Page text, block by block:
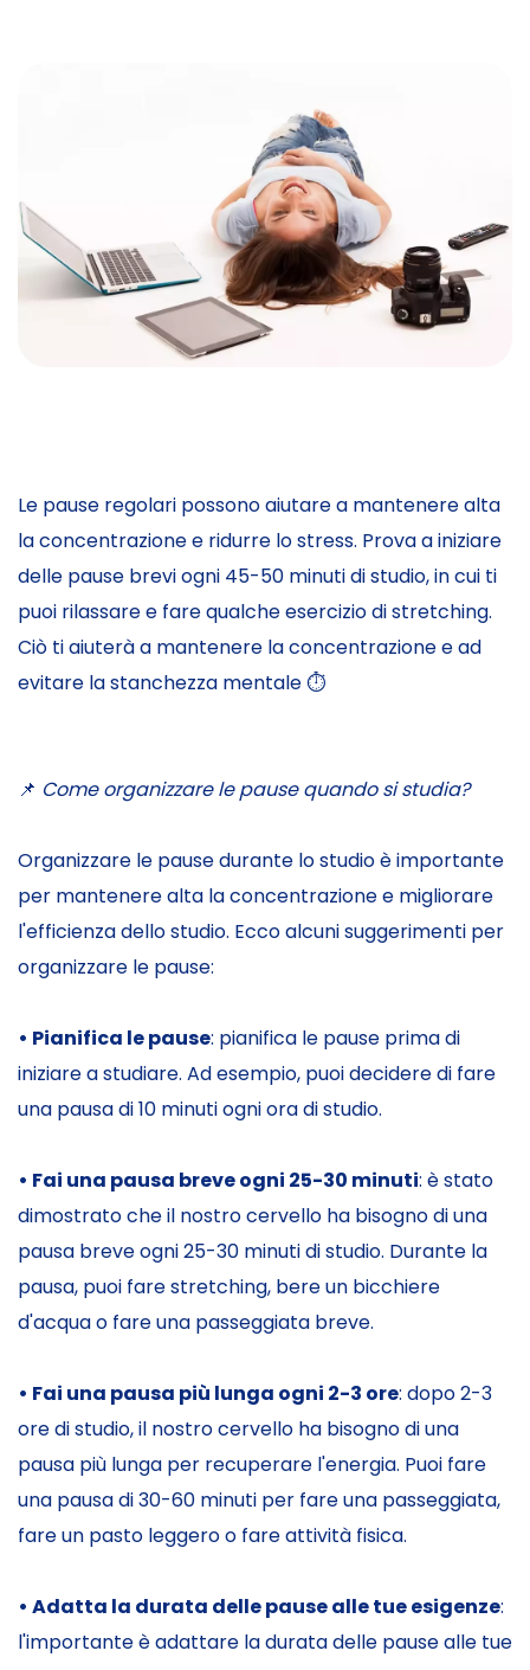
Le pause regolari possono aiutare a mantenere alta
la concentrazione e ridurre lo stress. Prova a iniziare
delle pause brevi ogni 45-50 minuti di studio, in cui ti
puoi rilassare e fare qualche esercizio di stretching.
Ciò ti aiuterà a mantenere la concentrazione e ad
evitare la stanchezza mentale ⏱️
📌 Come organizzare le pause quando si studia?
Organizzare le pause durante lo studio è importante
per mantenere alta la concentrazione e migliorare
l'efficienza dello studio. Ecco alcuni suggerimenti per
organizzare le pause:
• Pianifica le pause: pianifica le pause prima di
iniziare a studiare. Ad esempio, puoi decidere di fare
una pausa di 10 minuti ogni ora di studio.
• Fai una pausa breve ogni 25-30 minuti: è stato
dimostrato che il nostro cervello ha bisogno di una
pausa breve ogni 25-30 minuti di studio. Durante la
pausa, puoi fare stretching, bere un bicchiere
d'acqua o fare una passeggiata breve.
• Fai una pausa più lunga ogni 2-3 ore: dopo 2-3
ore di studio, il nostro cervello ha bisogno di una
pausa più lunga per recuperare l'energia. Puoi fare
una pausa di 30-60 minuti per fare una passeggiata,
fare un pasto leggero o fare attività fisica.
• Adatta la durata delle pause alle tue esigenze:
l'importante è adattare la durata delle pause alle tue